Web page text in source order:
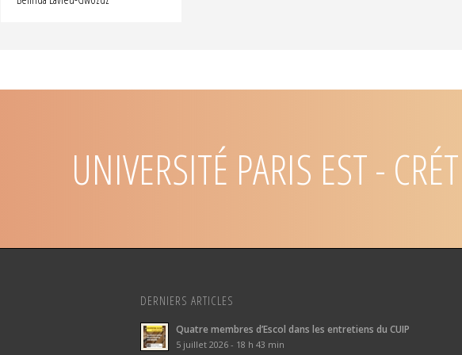
UNIVERSITÉ PARIS EST -
DERNIERS ARTICLES
Quatre membres d’Escol dans les entretiens du CUIP
5 juillet 2026 - 18 h 43 min